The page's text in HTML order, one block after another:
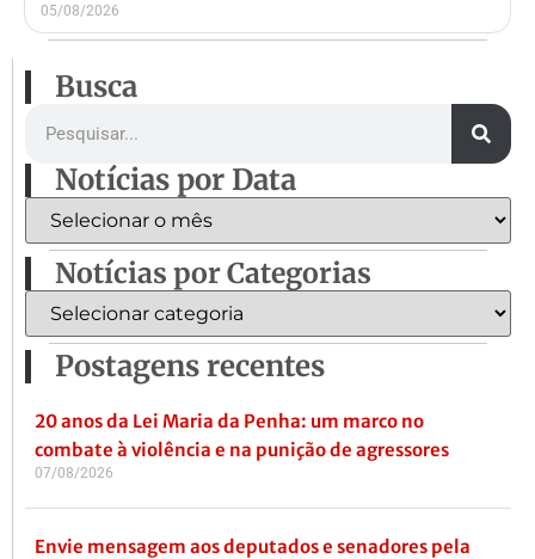
05/08/2026
Busca
Notícias por Data
Notícias por Categorias
Postagens recentes
20 anos da Lei Maria da Penha: um marco no
combate à violência e na punição de agressores
07/08/2026
Envie mensagem aos deputados e senadores pela